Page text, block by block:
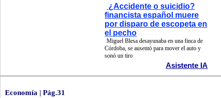
¿Accidente o suicidio?
financista español muere
por disparo de escopeta en
el pecho
Miguel Blesa desayunaba en una finca de
Córdoba, se ausentó para mover el auto y
sonó un tiro
Asistente IA
Economía | Pág.31